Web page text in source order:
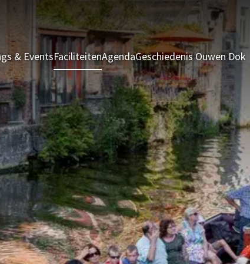
& EventsFaciliteitenAgendaGeschiedenis Ouwen Dok